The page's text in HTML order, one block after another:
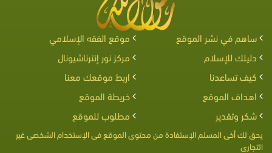
ساهم في نشر الموقع
موقع الفقه الإسلامي
دليلك للإسلام
مركز نور إنترناشيونال
كيف تساعدنا
اربط موقعك معنا
اهداف الموقع
خريطة الموقع
شكر وتقدير
مطلوب للموقع
يحق لك أخى المسلم الإستفادة من محتوى الموقع فى الإستخدام الشخصى غير
التجارى